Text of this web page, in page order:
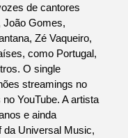
de cantores
João Gomes,
Zé Vaqueiro,
como Portugal,
O single
streamings no
YouTube. A artista
e ainda
da Universal Music,